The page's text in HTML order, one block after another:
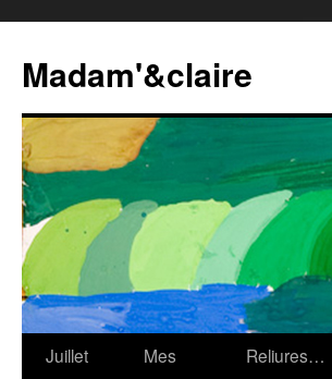
Madam'&claire
Juillet
Mes
Reliures…